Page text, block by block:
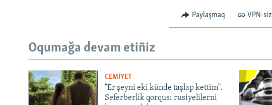
Paylaşmaq VPN-
Oqumağa devam etiñiz
CEMİYET
"Er şeyni eki künde taşlap kettim".
Seferberlik qorqusı rusiyelilerni